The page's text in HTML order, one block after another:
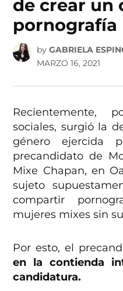
de crear un
pornografía
by GABRIELA
MARZO 16, 2021
Recientemente,
sociales, surgió la
género ejercida
precandidato de
Mixe Chapan, en
sujeto
compartir
mujeres mixes sin
Por esto, el
en la contienda
candidatura.